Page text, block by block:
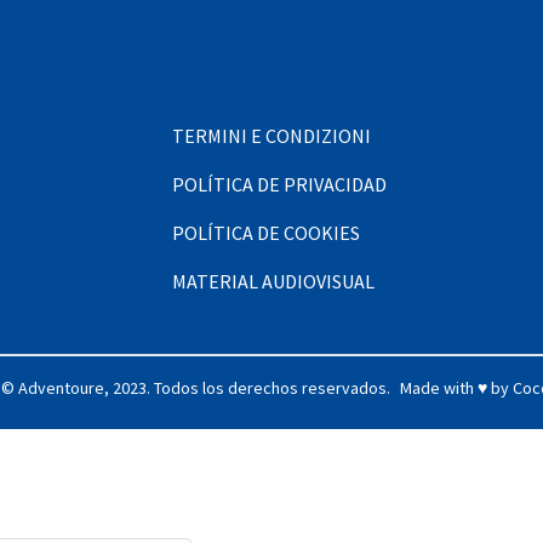
TERMINI E CONDIZIONI
POLÍTICA DE PRIVACIDAD
POLÍTICA DE COOKIES
MATERIAL AUDIOVISUAL
Adventoure, 2023. Todos los derechos reservados. Made with ♥ by